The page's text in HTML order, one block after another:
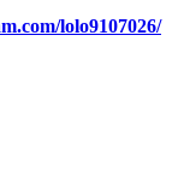
lolo9107026/